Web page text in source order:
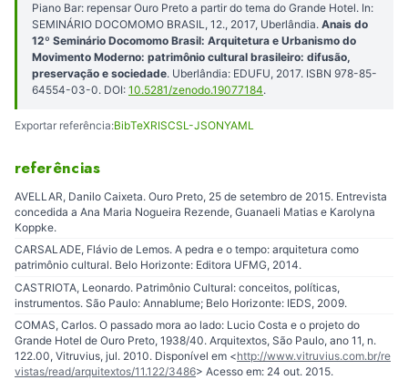
Piano Bar: repensar Ouro Preto a partir do tema do Grande Hotel. In:
SEMINÁRIO DOCOMOMO BRASIL, 12., 2017, Uberlândia. Anais do
12º Seminário Docomomo Brasil: Arquitetura e Urbanismo do
Movimento Moderno: patrimônio cultural brasileiro: difusão,
preservação e sociedade. Uberlândia: EDUFU, 2017. ISBN 978-85-
64554-03-0. DOI: 10.5281/zenodo.19077184.
Exportar referência:BibTeXRISCSL-JSONYAML
referências
AVELLAR, Danilo Caixeta. Ouro Preto, 25 de setembro de 2015. Entrevista
concedida a Ana Maria Nogueira Rezende, Guanaeli Matias e Karolyna
Koppke.
CARSALADE, Flávio de Lemos. A pedra e o tempo: arquitetura como
patrimônio cultural. Belo Horizonte: Editora UFMG, 2014.
CASTRIOTA, Leonardo. Patrimônio Cultural: conceitos, políticas,
instrumentos. São Paulo: Annablume; Belo Horizonte: IEDS, 2009.
COMAS, Carlos. O passado mora ao lado: Lucio Costa e o projeto do
Grande Hotel de Ouro Preto, 1938/40. Arquitextos, São Paulo, ano 11, n.
122.00, Vitruvius, jul. 2010. Disponível em <http://www.vitruvius.com.br/re
vistas/read/arquitextos/11.122/3486> Acesso em: 24 out. 2015.